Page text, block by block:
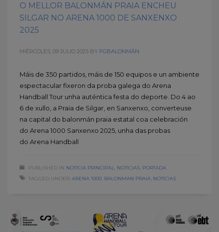
O MELLOR BALONMÁN PRAIA ENCHEU
SILGAR NO ARENA 1000 DE SANXENXO
2025
MIÉRCOLES, 09 JULIO 2025 BY FGBALONMÁN
Máis de 350 partidos, máis de 150 equipos e un ambiente
espectacular fixeron da proba galega do Arena
Handball Tour unha auténtica festa do deporte. Do 4 ao
6 de xullo, a Praia de Silgar, en Sanxenxo, converteuse
na capital do balonmán praia estatal coa celebración
do Arena 1000 Sanxenxo 2025, unha das probas
do Arena Handball
PUBLISHED IN NOTICIA PRINCIPAL NOTICIAS PORTADA
TAGGED UNDER: ARENA 1000 BALONMAN PRAIA NOTICIAS